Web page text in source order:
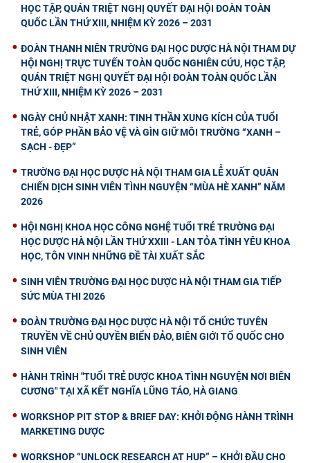
HỌC TẬP, QUÁN TRIỆT NGHỊ QUYẾT ĐẠI HỘI ĐOÀN TOÀN
QUỐC LẦN THỨ XIII, NHIỆM KỲ 2026 – 2031
ĐOÀN THANH NIÊN TRƯỜNG ĐẠI HỌC DƯỢC HÀ NỘI THAM DỰ
HỘI NGHỊ TRỰC TUYẾN TOÀN QUỐC NGHIÊN CỨU, HỌC TẬP,
QUÁN TRIỆT NGHỊ QUYẾT ĐẠI HỘI ĐOÀN TOÀN QUỐC LẦN
THỨ XIII, NHIỆM KỲ 2026 – 2031
NGÀY CHỦ NHẬT XANH: TINH THẦN XUNG KÍCH CỦA TUỔI
TRẺ, GÓP PHẦN BẢO VỆ VÀ GÌN GIỮ MÔI TRƯỜNG “XANH –
SẠCH - ĐẸP”
TRƯỜNG ĐẠI HỌC DƯỢC HÀ NỘI THAM GIA LỄ XUẤT QUÂN
CHIẾN DỊCH SINH VIÊN TÌNH NGUYỆN “MÙA HÈ XANH” NĂM
2026
HỘI NGHỊ KHOA HỌC CÔNG NGHỆ TUỔI TRẺ TRƯỜNG ĐẠI
HỌC DƯỢC HÀ NỘI LẦN THỨ XXIII - LAN TỎA TÌNH YÊU KHOA
HỌC, TÔN VINH NHỮNG ĐỀ TÀI XUẤT SẮC
SINH VIÊN TRƯỜNG ĐẠI HỌC DƯỢC HÀ NỘI THAM GIA TIẾP
SỨC MÙA THI 2026
ĐOÀN TRƯỜNG ĐẠI HỌC DƯỢC HÀ NỘI TỔ CHỨC TUYÊN
TRUYỀN VỀ CHỦ QUYỀN BIỂN ĐẢO, BIÊN GIỚI TỔ QUỐC CHO
SINH VIÊN
HÀNH TRÌNH "TUỔI TRẺ DƯỢC KHOA TÌNH NGUYỆN NƠI BIÊN
CƯƠNG" TẠI XÃ KẾT NGHĨA LŨNG TÁO, HÀ GIANG
WORKSHOP PIT STOP & BRIEF DAY: KHỞI ĐỘNG HÀNH TRÌNH
MARKETING DƯỢC
WORKSHOP “UNLOCK RESEARCH AT HUP” – KHỞI ĐẦU CHO